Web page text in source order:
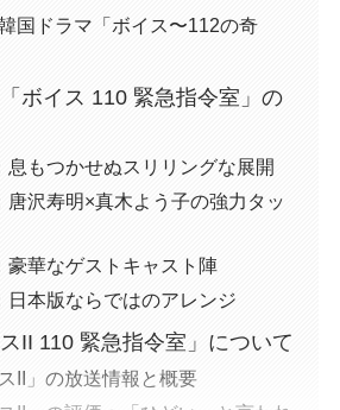
国ドラマ「ボイス〜112の奇
ボイス 110 緊急指令室」の
息もつかせぬスリリングな展開
唐沢寿明×真木よう子の強力タッ
豪華なゲストキャスト陣
日本版ならではのアレンジ
II 110 緊急指令室」について
スII」の放送情報と概要